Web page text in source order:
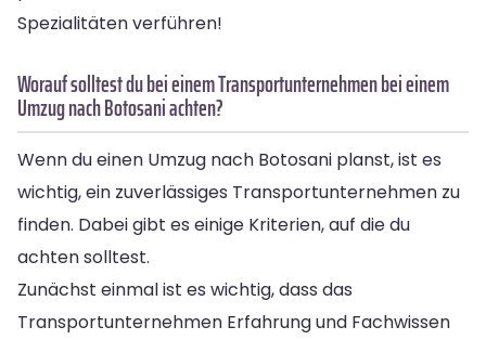
Spezialitäten verführen!
Worauf solltest du bei einem Transportunternehmen bei einem
Umzug nach Botosani achten?
Wenn du einen Umzug nach Botosani planst, ist es
wichtig, ein zuverlässiges Transportunternehmen zu
finden. Dabei gibt es einige Kriterien, auf die du
achten solltest.
Zunächst einmal ist es wichtig, dass das
Transportunternehmen Erfahrung und Fachwissen